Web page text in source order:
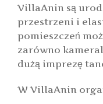
VillaAnin są
przestrzeni i
pomieszczeń
zarówno
dużą imprezę
W VillaAnin